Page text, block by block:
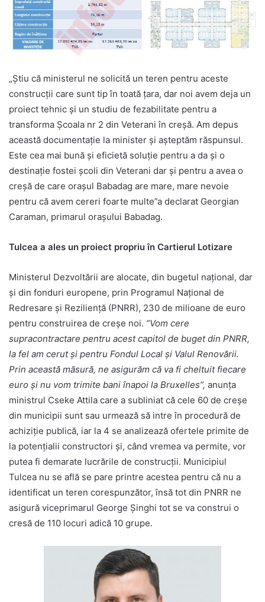
„Ştiu că ministerul ne solicită un teren pentru aceste
construcţii care sunt tip în toată ţara, dar noi avem deja un
proiect tehnic şi un studiu de fezabilitate pentru a
transforma Şcoala nr 2 din Veterani în creşă. Am depus
această documentaţie la minister şi aşteptăm răspunsul.
Este cea mai bună şi eficietă soluţie pentru a da şi o
destinaţie fostei şcoli din Veterani dar şi pentru a avea o
creşă de care oraşul Babadag are mare, mare nevoie
pentru că avem cereri foarte multe”a declarat Georgian
Caraman, primarul oraşului Babadag.
Tulcea a ales un proiect propriu în Cartierul Lotizare
Ministerul Dezvoltării are alocate, din bugetul național, dar
și din fonduri europene, prin Programul Național de
Redresare și Reziliență (PNRR), 230 de milioane de euro
pentru construirea de creșe noi. ”Vom cere
supracontractare pentru acest capitol de buget din PNRR,
la fel am cerut și pentru Fondul Local și Valul Renovării.
Prin această măsură, ne asigurăm că va fi cheltuit fiecare
euro și nu vom trimite bani înapoi la Bruxelles”, anunţa
ministrul Cseke Attila care a subliniat că cele 60 de creşe
din municipii sunt sau urmează să intre în procedură de
achiziție publică, iar la 4 se analizează ofertele primite de
la potențialii constructori și, când vremea va permite, vor
putea fi demarate lucrările de construcții. Municipiul
Tulcea nu se află se pare printre acestea pentru că nu a
identificat un teren corespunzător, însă tot din PNRR ne
asigură viceprimarul George Şinghi tot se va construi o
cresă de 110 locuri adică 10 grupe.